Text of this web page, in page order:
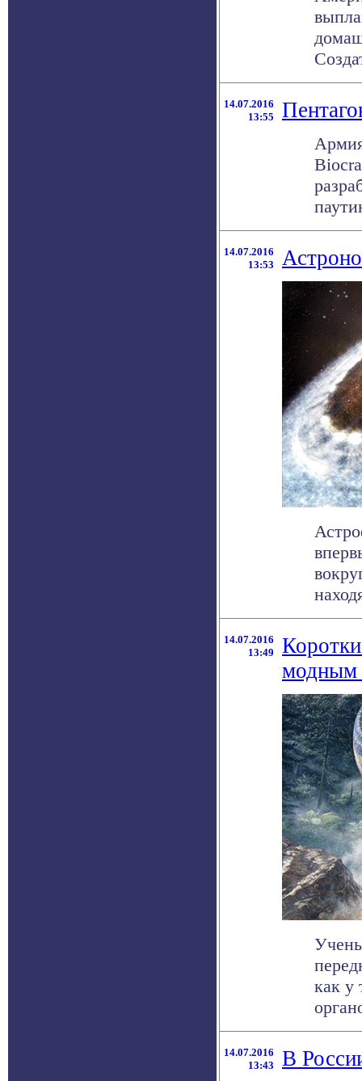
14.07.2016
13:55
14.07.2016
13:53
14.07.2016
13:49
модным
как у
14.07.2016
13:43
В